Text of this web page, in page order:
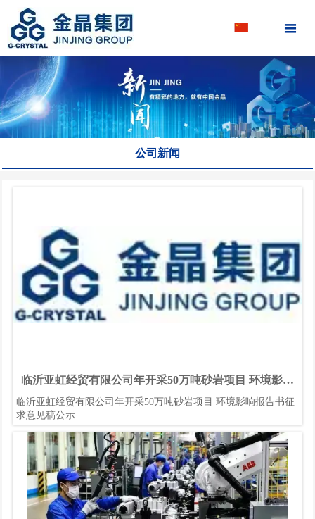

公司新闻
临沂亚虹经贸有限公司年开采50万吨砂岩项目 环境影响
报告书征求意见稿公示
临沂亚虹经贸有限公司年开采50万吨砂岩项目 环境影响报告书征
求意见稿公示